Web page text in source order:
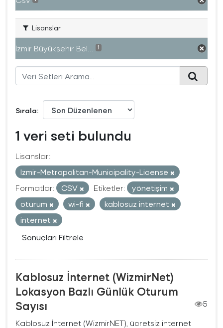
Lisanslar
İzmir Büyükşehir Bel... 1
Sırala
1 veri seti bulundu
Lisanslar:
Izmir-Metropolitan-Municipality-License
Formatlar:
CSV Etiketler:
yönetişim
oturum
wi-fi
kablosuz internet
internet
Sonuçları Filtrele
Kablosuz İnternet (WizmirNet)
Lokasyon Bazlı Günlük Oturum
Sayısı
5
Kablosuz İnternet (WizmirNET), ücretsiz internet